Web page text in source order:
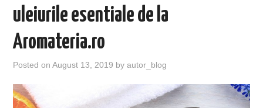
uleiurile esentiale de la
Aromateria.ro
Posted onAugust 13, 2019 byautor_blog